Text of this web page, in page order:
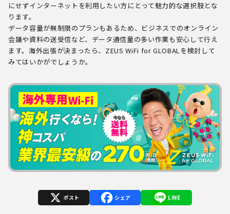
にせずインターネットを利用したい方にとって魅力的な選択肢とな
ります。
データ容量が無制限のプランもあるため、ビジネスでのオンライン
会議や資料の送受信など、データ通信量の多い作業も安心して行え
ます。海外出張が決まったら、ZEUS WiFi for GLOBALを検討して
みてはいかがでしょうか。
X FacebookLine